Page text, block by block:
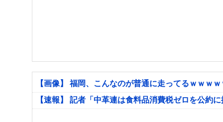
【画像】 福岡、こんなのが普通に走ってるｗｗｗ
【速報】 記者「中革連は食料品消費税ゼロを公約